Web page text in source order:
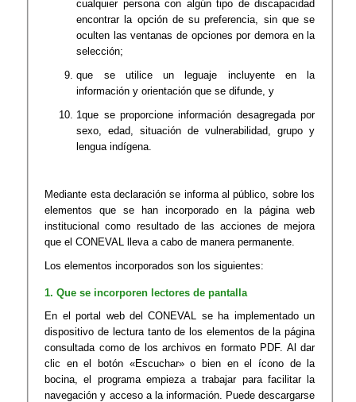
cualquier persona con algún tipo de discapacidad
encontrar la opción de su preferencia, sin que se
oculten las ventanas de opciones por demora en la
selección;
​​que se utilice un leguaje incluyente en la
información y orientación que se difunde, y
​​1que se proporcione información desagregada por
sexo, edad, situación de vulnerabilidad, grupo y
lengua indígena.
Mediante esta declaración se informa al público, sobre los
elementos que se han incorporado en la página web
institucional como resultado de las acciones de mejora
que el CONEVAL lleva a cabo de manera permanente.
Los elementos incorporados son los siguientes:
1. Que se incorporen lectores de pantalla
En el portal web del CONEVAL se ha implementado un
dispositivo de lectura tanto de los elementos de la página
consultada como de los archivos en formato PDF. Al dar
clic en el botón «Escuchar» o bien en el ícono de la
bocina, el programa empieza a trabajar para facilitar la
navegación y acceso a la información. Puede descargarse